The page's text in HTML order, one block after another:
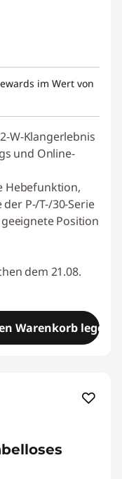
im Wert von
W-Klangerlebnis
und Online-
Hebefunktion,
P-/T-/30-Serie
Position
dem 21.08.
Warenkorb legen